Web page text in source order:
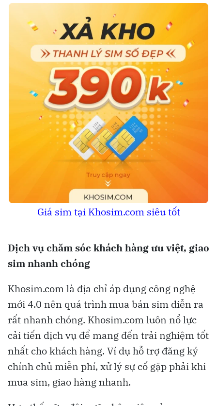
Giá sim tại Khosim.com siêu tốt
Dịch vụ chăm sóc khách hàng ưu việt, giao
sim nhanh chóng
Khosim.com là địa chỉ áp dụng công nghệ
mới 4.0 nên quá trình mua bán sim diễn ra
rất nhanh chóng. Khosim.com luôn nổ lực
cải tiến dịch vụ để mang đến trải nghiệm tốt
nhất cho khách hàng. Ví dụ hỗ trợ đăng ký
chính chủ miễn phí, xử lý sự cố gặp phải khi
mua sim, giao hàng nhanh.